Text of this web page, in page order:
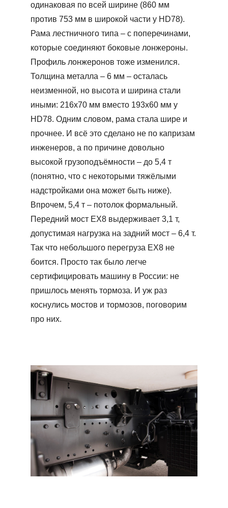
одинаковая по всей ширине (860 мм
против 753 мм в широкой части у HD78).
Рама лестничного типа – с поперечинами,
которые соединяют боковые лонжероны.
Профиль лонжеронов тоже изменился.
Толщина металла – 6 мм – осталась
неизменной, но высота и ширина стали
иными: 216х70 мм вместо 193х60 мм у
HD78. Одним словом, рама стала шире и
прочнее. И всё это сделано не по капризам
инженеров, а по причине довольно
высокой грузоподъёмности – до 5,4 т
(понятно, что с некоторыми тяжёлыми
надстройками она может быть ниже).
Впрочем, 5,4 т – потолок формальный.
Передний мост ЕХ8 выдерживает 3,1 т,
допустимая нагрузка на задний мост – 6,4 т.
Так что небольшого перегруза ЕХ8 не
боится. Просто так было легче
сертифицировать машину в России: не
пришлось менять тормоза. И уж раз
коснулись мостов и тормозов, поговорим
про них.